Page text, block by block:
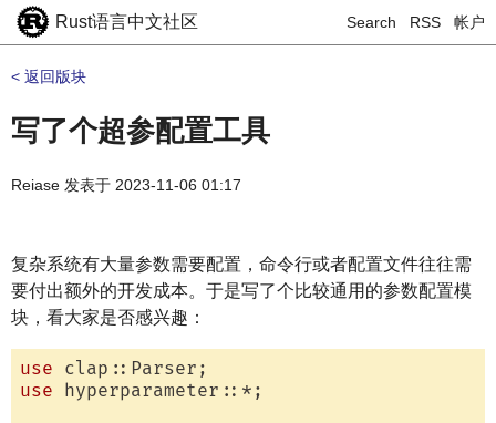
Rust语言中文社区 Search RSS 帐户
< 返回版块
写了个超参配置工具
Reiase 发表于 2023-11-06 01:17
复杂系统有大量参数需要配置，命令行或者配置文件往往需
要付出额外的开发成本。于是写了个比较通用的参数配置模
块，看大家是否感兴趣：
use
use hyperparameter::*;